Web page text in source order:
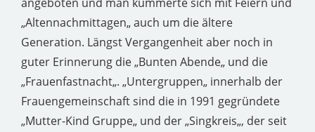
„Altennachmittagen„ auch um die ältere
Generation. Längst Vergangenheit aber noch in
guter Erinnerung die „Bunten Abende„ und die
„Frauenfastnacht„. „Untergruppen„ innerhalb der
Frauengemeinschaft sind die in 1991 gegründete
„Mutter-Kind Gruppe„ und der „Singkreis„, der seit